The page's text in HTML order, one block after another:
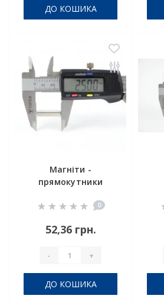
ДО КОШИКА
Магніти -
прямокутники
0
52,36 грн.
- +
ДО КОШИКА